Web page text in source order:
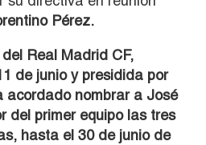
Pérez.
Real Madrid CF,
de junio y presidida por
acordado nombrar a José
del primer equipo las tres
hasta el 30 de junio de